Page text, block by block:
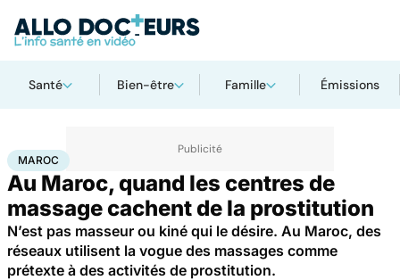
Santé Bien-être Famille Émissions
AccueilSanté
MAROC
Au Maroc, quand les centres de
massage cachent de la prostitution
N’est pas masseur ou kiné qui le désire. Au Maroc, des
réseaux utilisent la vogue des massages comme
prétexte à des activités de prostitution.